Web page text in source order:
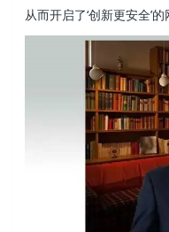
从而开启了‘创新更安全’